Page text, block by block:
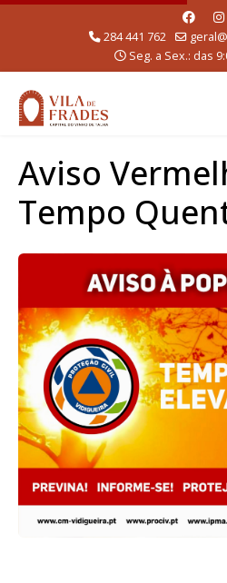
284 441 762
Seg. a Sex.: das
Aviso
Tempo